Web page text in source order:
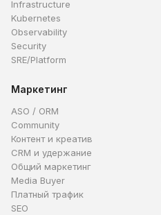
Infrastructure
Kubernetes
Observability
Security
SRE/Platform
Маркетинг
ASO / ORM
Community
Контент и креатив
CRM и удержание
Общий маркетинг
Media Buyer
Платный трафик
SEO